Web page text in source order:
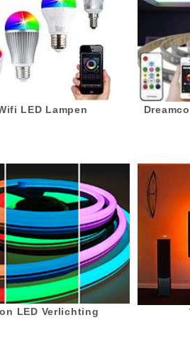
LED Lampen
LED Verlichting